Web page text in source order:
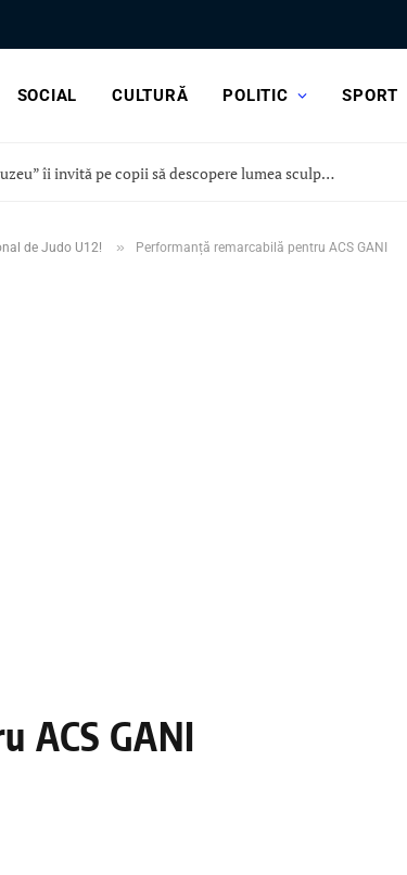
SOCIAL CULTURĂ POLITIC SPORT
Astăzi, „Vacanța la muzeu” îi invită pe copii să descopere lumea sculpturii, la Curtea Domnească
de Judo U12! » Performanță remarcabilă pentru ACS GANI
ACS GANI